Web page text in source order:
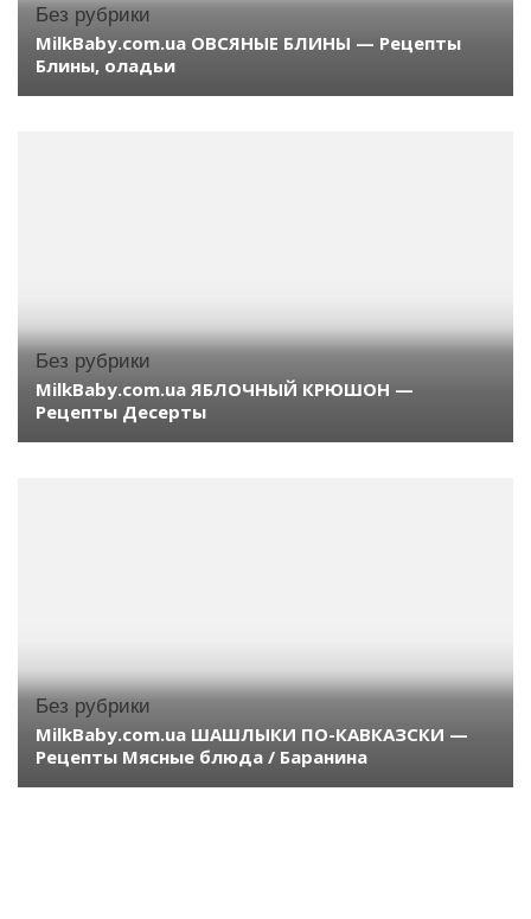
Без рубрики
MilkBaby.com.ua ОВСЯНЫЕ БЛИНЫ — Рецепты
Блины, оладьи
Без рубрики
MilkBaby.com.ua ЯБЛОЧНЫЙ КРЮШОН —
Рецепты Десерты
Без рубрики
MilkBaby.com.ua ШАШЛЫКИ ПО-КАВКАЗСКИ —
Рецепты Мясные блюда / Баранина